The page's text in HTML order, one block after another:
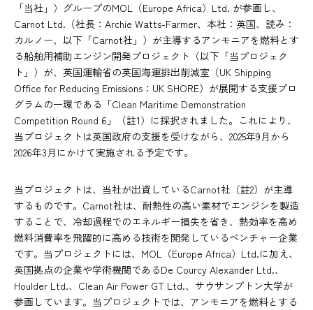
「当社」）グループのMOL（Europe Africa）Ltd. が参画し、
Carnot Ltd.（社長：Archie Watts-Farmer、本社：英国、読み：
カルノー、以下「Carnot社」）が主導するアンモニアを燃料とす
る船舶用補助エンジン開発プロジェクト（以下「当プロジェク
ト」）が、英国運輸省の英国海運排出削減室（UK Shipping
Office for Reducing Emissions：UK SHORE）が展開する支援プロ
グラムの一環である「Clean Maritime Demonstration
Competition Round 6」（註1）に採択されました。これにより、
当プロジェクトは英国政府の支援を受けながら、2025年9月から
2026年3月にかけて実施される予定です。
当プロジェクトは、当社が出資しているCarnot社（註2）が主導
するものです。Carnot社は、耐熱性の高い素材でエンジンを製造
することで、冷却過程でのエネルギー損失を省き、熱効率を高め
燃料消費率を飛躍的に高める技術を開発しているベンチャー企業
です。当プロジェクトには、MOL（Europe Africa）Ltd.に加え、
英国拠点の企業や学術機関であるDe Courcy Alexander Ltd.、
Houlder Ltd.、Clean Air Power GT Ltd.、サウサンプトン大学が
参画しています。当プロジェクトでは、アンモニアを燃料とする